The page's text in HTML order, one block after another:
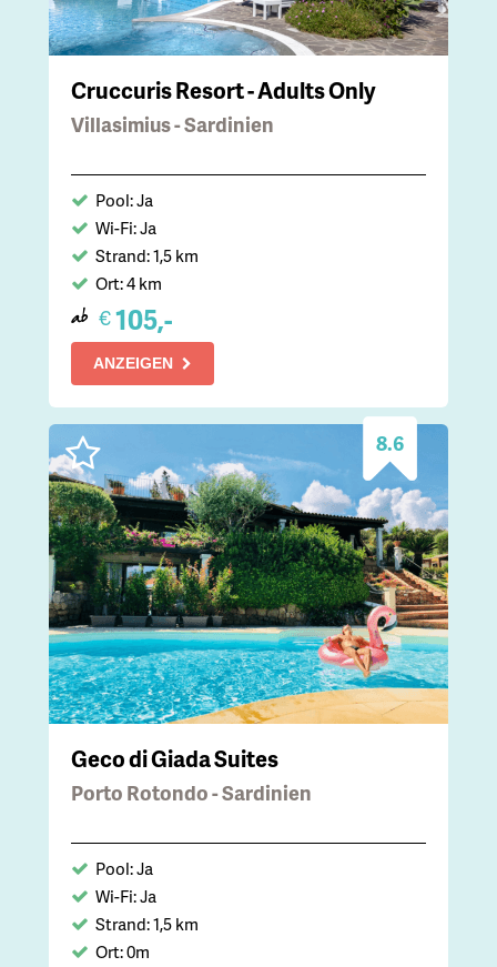
Cruccuris Resort - Adults Only
Villasimius - Sardinien
Pool: Ja
Wi-Fi: Ja
Strand: 1,5 km
Ort: 4 km
ab €105,-
ANZEIGEN
8.6
Geco di Giada Suites
Porto Rotondo - Sardinien
Pool: Ja
Wi-Fi: Ja
Strand: 1,5 km
Ort: 0m